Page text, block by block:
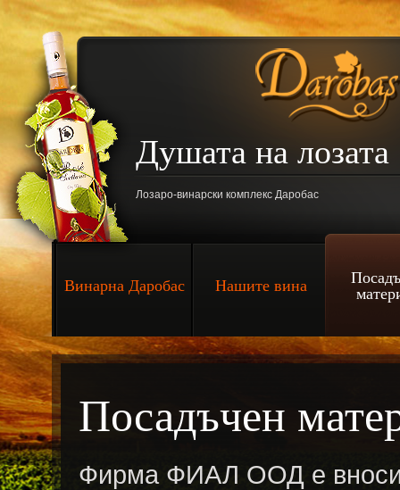
Душата на лозата
Лозаро-винарски комплекс Даробас
Винарна Даробас Нашите вина
Посадъчен
Фирма ФИАЛ ООД е